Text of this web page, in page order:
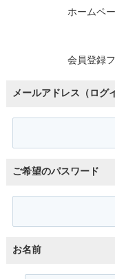
ホームペ
会員登録
メールアドレス（ログ
ご希望のパスワード
お名前